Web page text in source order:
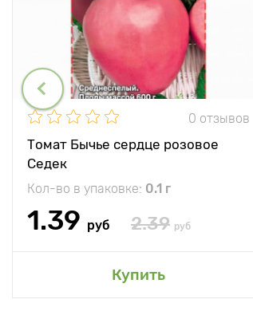
0 отзывов
Томат Бычье сердце розовое
Седек
Кол-во в упаковке: 0.1 г
1.39 руб 2.39 руб
Купить